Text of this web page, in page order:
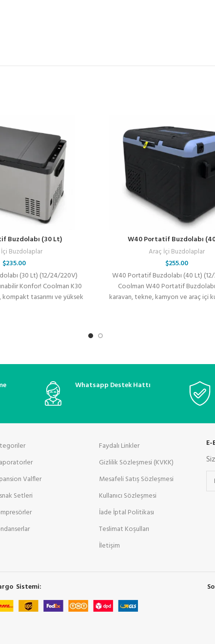
Buzdolabı (30 Lt)
Buzdolaplar
$235.00
(30 Lt) (12/24/220V)
Konfor! Coolman K30
tasarımı ve yüksek
W40 Portatif Buzdolabı
Araç İçi Buzdolaplar
$255.00
W40 Portatif Buzdolabı (40 Lt)
Coolman W40 Portatif
karavan, tekne, kamyon ve araç içi
Whatsapp Destek Hattı
Valfler
Setleri
Faydalı Linkler
Gizlilik Sözleşmesi (KVKK)
Mesafeli Satış Sözleşmesi
Kullanıcı Sözleşmesi
İade İptal Politikası
Teslimat Koşulları
İletişim
Sistemi: